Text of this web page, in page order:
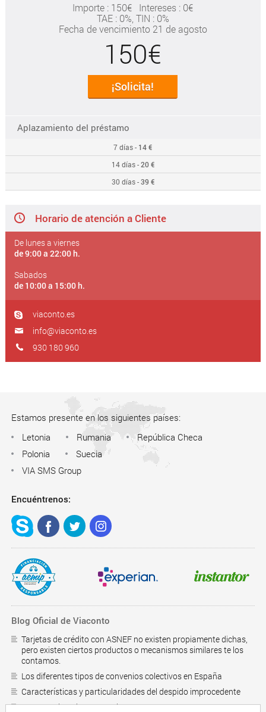
Importe : 150€
Intereses : 0€
TAE: 0% , TIN : 0%
Fecha de vencimiento 21 de agosto
150€
¡Solicita!
Aplazamiento del préstamo
7 días - 14 €
14 días -20 €
30 días -39 €
Horario de atención a Cliente
De lunes a viernes
de 9:00 a 22:00 h.
Sabados
de 10:00 a 15:00 h.
viaconto.es
info@viaconto.es
930 180 960
Estamos presente en los siguientes países:
Letonia
Rumania
República Checa
Polonia
Suecia
VIA SMS Group
Encuéntrenos:
Blog Oficial de Viaconto
Tarjetas de crédito con ASNEF no existen propiamente dichas,
pero existen ciertos productos o mecanismos similares te los
contamos.
Los diferentes tipos de convenios colectivos en España
Características y particularidades del despido improcedente
¿Como saber si estoy en el RAI?